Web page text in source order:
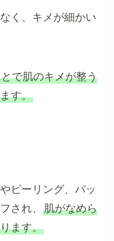
く、キメが細かい
で肌のキメが整う
す。
ピーリング、パッ
され、肌がなめら
ます。